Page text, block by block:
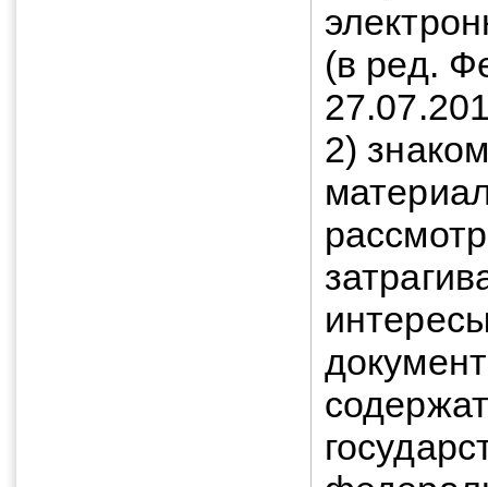
(в ред.
2)